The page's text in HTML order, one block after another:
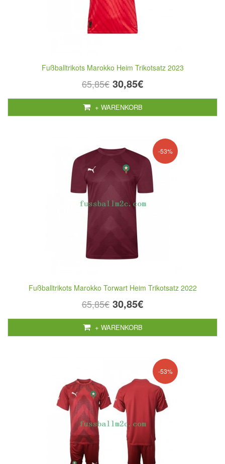
Fußballtrikots Marokko Heim Trikotsatz 2023
65,85€ 30,85€
+ WARENKORB
-53%
Fußballtrikots Marokko Torwart Heim Trikotsatz 2022
65,85€ 30,85€
+ WARENKORB
-53%